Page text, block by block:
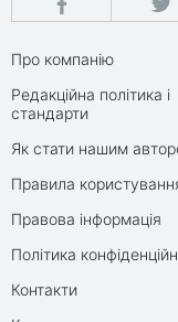
Про компанію
Редакційна політика і
стандарти
Як стати нашим
Правила
Правова інформація
Політика
Контакти